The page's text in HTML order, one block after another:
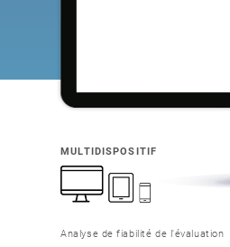
MULTIDISPOSITIF
Analyse de fiabilité de l'évaluation